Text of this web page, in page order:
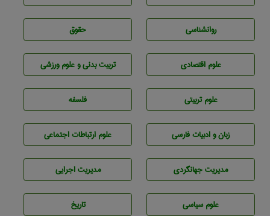
روانشناسی حقوق
علوم اقتصادی تربيت بدنی و علوم ورزشی
علوم تربيتی فلسفه
زبان و ادبيات فارسی علوم ارتباطات اجتماعی
مديريت جهانگردی مديريت اجرايی
علوم سياسی تاريخ